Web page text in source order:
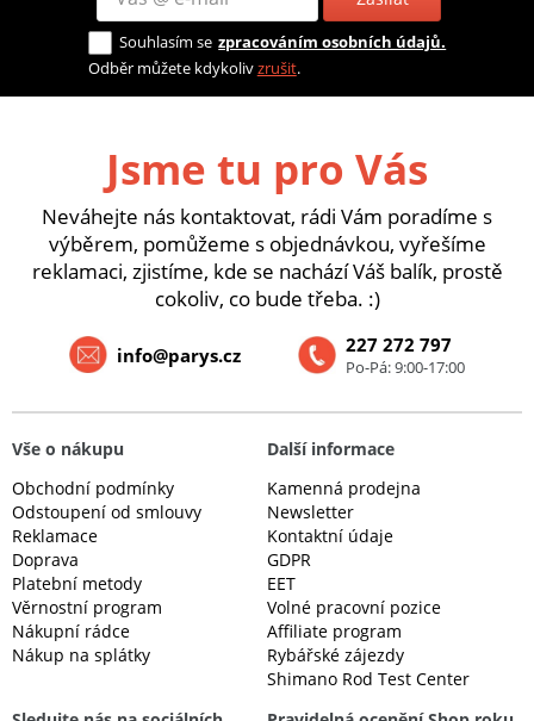
Souhlasím se zpracováním osobních údajů.
Odběr můžete kdykolivzrušit.
Jsme tu pro Vás
Neváhejte nás kontaktovat, rádi Vám poradíme s
výběrem, pomůžeme s objednávkou, vyřešíme
reklamaci, zjistíme, kde se nachází Váš balík, prostě
cokoliv, co bude třeba. :)
227 272 797
Po-Pá: 9:00-17:00
info@parys.cz
Vše o nákupu
Obchodní podmínky
Odstoupení od smlouvy
Reklamace
Doprava
Platební metody
Věrnostní program
Nákupní rádce
Nákup na splátky
Další informace
Kamenná prodejna
Newsletter
Kontaktní údaje
GDPR
EET
Volné pracovní pozice
Affiliate program
Rybářské zájezdy
Shimano Rod Test Center